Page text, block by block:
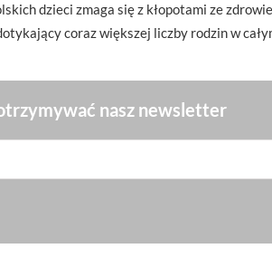
dzieci zmaga się z kłopotami ze
coraz większej liczby rodzin w
nasz newsletter